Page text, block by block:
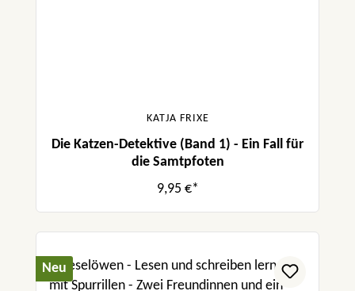
KATJA FRIXE
Die Katzen-Detektive (Band 1) - Ein Fall für
die Samtpfoten
9,95 €*
Neu